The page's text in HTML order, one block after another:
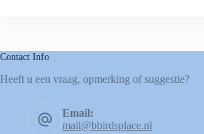
Contact Info
Heeft u een vraag, opmerking of suggestie?
Email:
mail@bbirdsplace.nl